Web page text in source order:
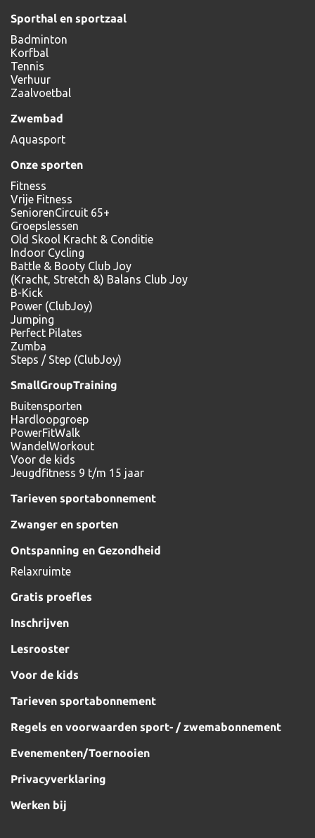
Sporthal en sportzaal
Badminton
Korfbal
Tennis
Verhuur
Zaalvoetbal
Zwembad
Aquasport
Onze sporten
Fitness
Vrije Fitness
SeniorenCircuit 65+
Groepslessen
Old Skool Kracht & Conditie
Indoor Cycling
Battle & Booty Club Joy
(Kracht, Stretch &) Balans Club Joy
B-Kick
Power (ClubJoy)
Jumping
Perfect Pilates
Zumba
Steps / Step (ClubJoy)
SmallGroupTraining
Buitensporten
Hardloopgroep
PowerFitWalk
WandelWorkout
Voor de kids
Jeugdfitness 9 t/m 15 jaar
Tarieven sportabonnement
Zwanger en sporten
Ontspanning en Gezondheid
Relaxruimte
Gratis proefles
Inschrijven
Lesrooster
Voor de kids
Tarieven sportabonnement
Regels en voorwaarden sport- / zwemabonnement
Evenementen/Toernooien
Privacyverklaring
Werken bij